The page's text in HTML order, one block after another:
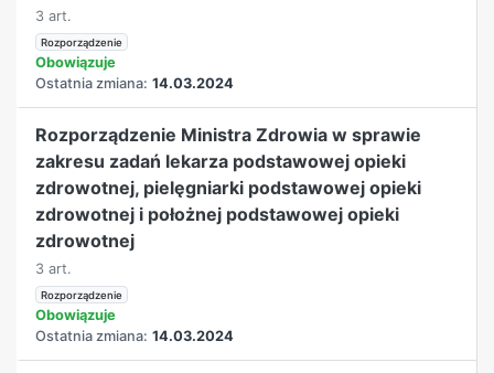
3 art.
Rozporządzenie
Obowiązuje
Ostatnia zmiana: 14.03.2024
Rozporządzenie Ministra Zdrowia w sprawie
zakresu zadań lekarza podstawowej opieki
zdrowotnej, pielęgniarki podstawowej opieki
zdrowotnej i położnej podstawowej opieki
zdrowotnej
3 art.
Rozporządzenie
Obowiązuje
Ostatnia zmiana: 14.03.2024